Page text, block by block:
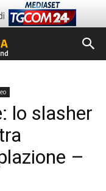
lo slasher
–